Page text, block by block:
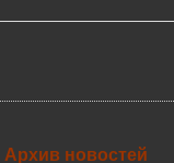
Архив новостей